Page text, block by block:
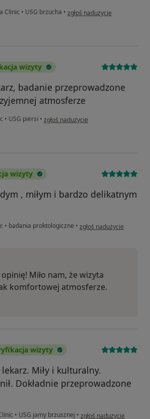
Clinic • USG brzucha • w opinii użytkownika Agata
zgłoś nadużycie
wizyty
badanie przeprowadzone
atmosferze
• USG piersi • w opinii użytkownika Olga
zgłoś nadużycie
wizyty
, miłym i bardzo delikatnym
• badania proktologiczne • w opinii użytkownika J.P
zgłoś nadużycie
Miło nam, że wizyta
komfortowej atmosferze.
wizyty
Miły i kulturalny.
Dokładnie przeprowadzone
• USG jamy brzusznej • w opinii użytkownika
zgłoś nadużycie